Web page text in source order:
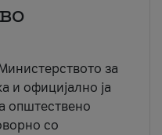
за
и официјално ја
општествено
со